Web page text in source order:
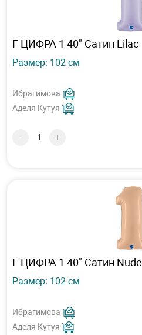
Г ЦИФРА 1 40" Сатин Lilac
Размер: 102 см
Ибрагимова
Аделя Кутуя
- +
Г ЦИФРА 1 40" Сатин Nude
Размер: 102 см
Ибрагимова
Аделя Кутуя